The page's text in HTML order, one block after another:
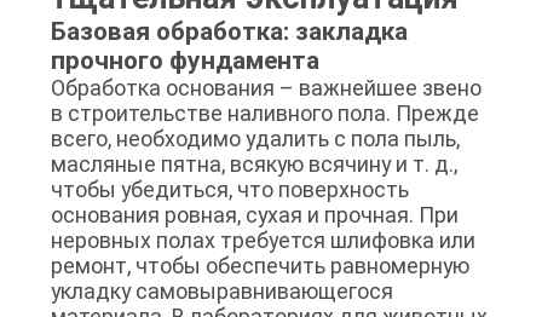
Базовая обработка: закладка
прочного фундамента
Обработка основания – важнейшее звено
в строительстве наливного пола. Прежде
всего, необходимо удалить с пола пыль,
масляные пятна, всякую всячину и т. д.,
чтобы убедиться, что поверхность
основания ровная, сухая и прочная. При
неровных полах требуется шлифовка или
ремонт, чтобы обеспечить равномерную
укладку самовыравнивающегося